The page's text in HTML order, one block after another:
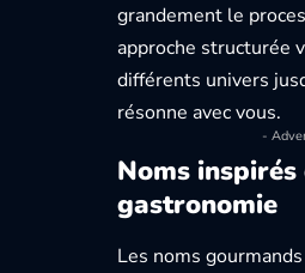
grandement le
approche structurée
différents univers
résonne avec vous.
-
Noms inspirés
gastronomie
Les noms